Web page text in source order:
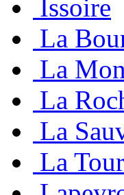
Issoire
La
La
La
La
La